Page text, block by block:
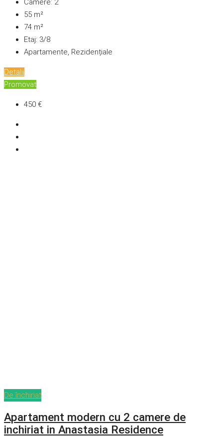
Camere: 2
55 m²
74 m²
Etaj: 3/8
Apartamente, Rezidențiale
Detalii
Promovat
450 €
De închiriat
Apartament modern cu 2 camere de
inchiriat in Anastasia Residence